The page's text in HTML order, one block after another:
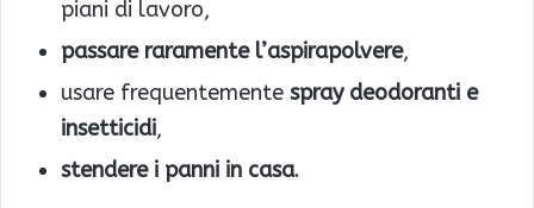
piani di lavoro,
passare raramente l’aspirapolvere,
usare frequentemente spray deodoranti e
insetticidi,
stendere i panni in casa.